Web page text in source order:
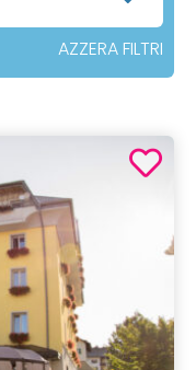
AZZERA FILTRI